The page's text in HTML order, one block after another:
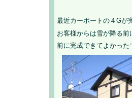
最近カーポートの４Gが
お客様からは雪が降る
前に完成できてよかった